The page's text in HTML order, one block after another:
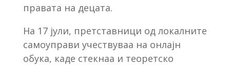
правата на децата.
На 17 јули, претставници од локалните
самоуправи учествуваа на онлајн
обука, каде стекнаа и теоретско